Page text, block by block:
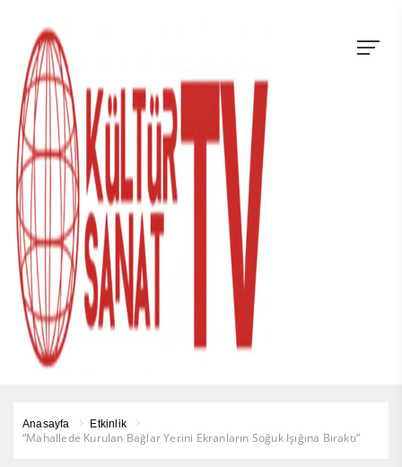
Anasayfa Etkinlik
“Mahallede Kurulan Bağlar Yerini Ekranların Soğuk Işığına Bıraktı”